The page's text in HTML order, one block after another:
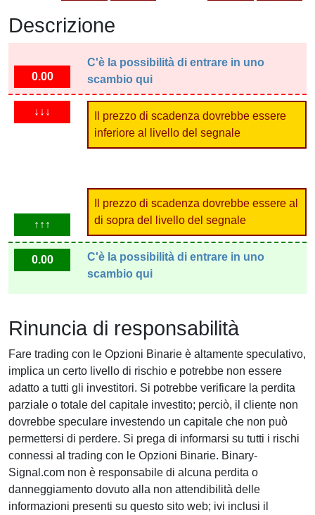
Descrizione
0.00
C'è la possibilità di entrare in uno
scambio qui
↓↓↓
Il prezzo di scadenza dovrebbe essere
inferiore al livello del segnale
↑↑↑
Il prezzo di scadenza dovrebbe essere al
di sopra del livello del segnale
0.00
C'è la possibilità di entrare in uno
scambio qui
Rinuncia di responsabilità
Fare trading con le Opzioni Binarie è altamente speculativo,
implica un certo livello di rischio e potrebbe non essere
adatto a tutti gli investitori. Si potrebbe verificare la perdita
parziale o totale del capitale investito; perciò, il cliente non
dovrebbe speculare investendo un capitale che non può
permettersi di perdere. Si prega di informarsi su tutti i rischi
connessi al trading con le Opzioni Binarie. Binary-
Signal.com non è responsabile di alcuna perdita o
danneggiamento dovuto alla non attendibilità delle
informazioni presenti su questo sito web; ivi inclusi il